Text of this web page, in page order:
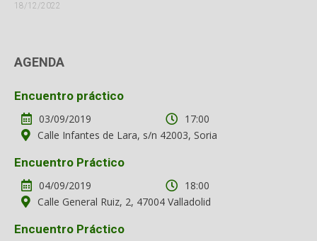
18/12/2022
AGENDA
Encuentro práctico
03/09/2019
17:00
Calle Infantes de Lara, s/n 42003, Soria
Encuentro Práctico
04/09/2019
18:00
Calle General Ruiz, 2, 47004 Valladolid
Encuentro Práctico